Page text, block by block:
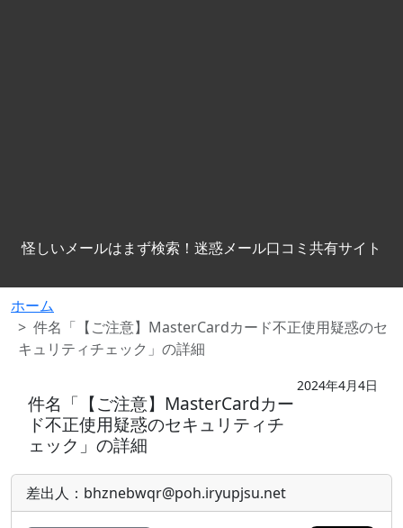
怪しいメールはまず検索！迷惑メール口コミ共有サイト
ホーム
件名「【ご注意】MasterCardカード不正使用疑惑のセ
キュリティチェック」の詳細
件名「【ご注意】MasterCardカー
ド不正使用疑惑のセキュリティチ
ェック」の詳細
2024年4月4日
差出人：bhznebwqr@poh.iryupjsu.net